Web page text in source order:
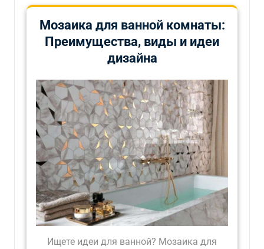
Мозаика для ванной комнаты:
Преимущества, виды и идеи
дизайна
Ищете идеи для ванной? Мозаика для